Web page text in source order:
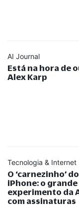
AI Journal
Está na hora de
Alex Karp
Tecnologia & Internet
O ‘carnezinho’ do
iPhone: o grande
experimento da
com assinaturas